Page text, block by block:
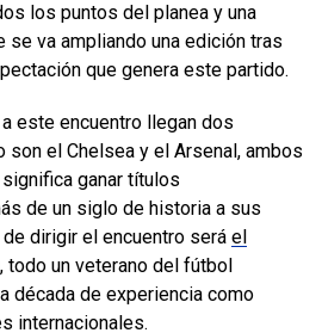
los puntos del planea y una
se va ampliando una edición tras
que genera este partido.
este encuentro llegan dos
son el Chelsea y el Arsenal, ambos
ganar títulos
de un siglo de historia a sus
dirigir el encuentro será el
, todo un veterano del fútbol
década de experiencia como
internacionales.